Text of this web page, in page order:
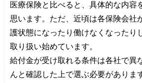
医療保険と比べると、具体的な内容
思います。ただ、近頃は各保険会社
護状態になったり働けなくなったり
取り扱い始めています。
給付金が受け取れる条件は各社で異
んと確認した上で選ぶ必要がありま